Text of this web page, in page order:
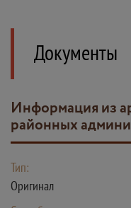
Документы
Информация из архива приватизации
районных
Тип:
Оригинал